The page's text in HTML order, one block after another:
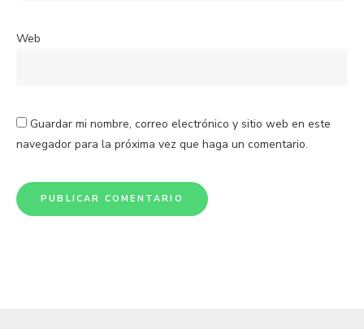
Web
Guardar mi nombre, correo electrónico y sitio web en este
navegador para la próxima vez que haga un comentario.